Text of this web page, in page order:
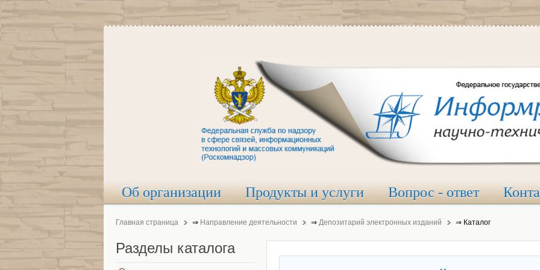
Об организации Продукты и услуги Вопрос - ответ
Главная страница ⇒ Направление деятельности ⇒ Депозитарий электронных изданий ⇒ Каталог
Разделы каталога